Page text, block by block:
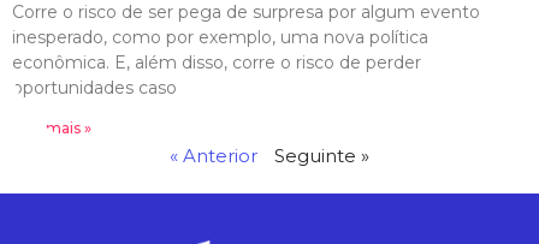
Corre o risco de ser pega de surpresa por algum evento
inesperado, como por exemplo, uma nova política
econômica. E, além disso, corre o risco de perder
oportunidades caso
Leia mais »
« Anterior Seguinte »